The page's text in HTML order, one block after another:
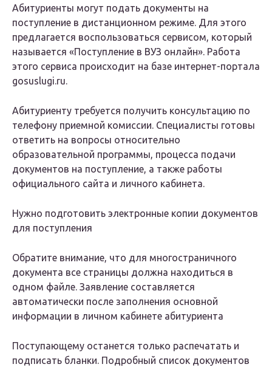
Абитуриенты могут подать документы на
поступление в дистанционном режиме. Для этого
предлагается воспользоваться сервисом, который
называется «Поступление в ВУЗ онлайн». Работа
этого сервиса происходит на базе интернет-портала
gosuslugi.ru.
Абитуриенту требуется получить консультацию по
телефону приемной комиссии. Специалисты готовы
ответить на вопросы относительно
образовательной программы, процесса подачи
документов на поступление, а также работы
официального сайта и личного кабинета.
Нужно подготовить электронные копии документов
для поступления
Обратите внимание, что для многостраничного
документа все страницы должна находиться в
одном файле. Заявление составляется
автоматически после заполнения основной
информации в личном кабинете абитуриента
Поступающему останется только распечатать и
подписать бланки. Подробный список документов